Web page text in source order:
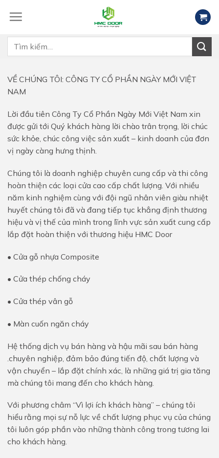
Tìm
VỀ CHÚNG TÔI: CÔNG TY CỔ PHẦN NGÀY MỚI VIỆT
NAM
Lời đầu tiên Công Ty Cổ Phần Ngày Mới Việt Nam xin
được gửi tới Quý khách hàng lời chào trân trọng, lời chúc
sức khỏe, chúc công việc sản xuất – kinh doanh của đơn
vị ngày càng hưng thịnh.
Chúng tôi là doanh nghiệp chuyên cung cấp và thi công
hoàn thiện các loại cửa cao cấp chất lượng. Với nhiều
năm kinh nghiệm cùng với đội ngũ nhân viên giàu nhiệt
huyết chúng tôi đã và đang tiếp tục khẳng định thương
hiệu và vị thế của mình trong lĩnh vực sản xuất cung cấp
lắp đặt hoàn thiện với thương hiệu HMC Door
• Cửa gỗ nhựa Composite
• Cửa thép chống cháy
• Cửa thép vân gỗ
• Màn cuốn ngăn cháy
Hệ thống dịch vụ bán hàng và hậu mãi sau bán hàng
.chuyên nghiệp, đảm bảo đúng tiến độ, chất lượng và
vận chuyển – lắp đặt chính xác, là những giá trị gia tăng
mà chúng tôi mang đến cho khách hàng.
Với phương châm “Vì lợi ích khách hàng” – chúng tôi
hiểu rằng mọi sự nỗ lực về chất lượng phục vụ của chúng
tôi luôn góp phần vào những thành công trong tương lai
cho khách hàng.